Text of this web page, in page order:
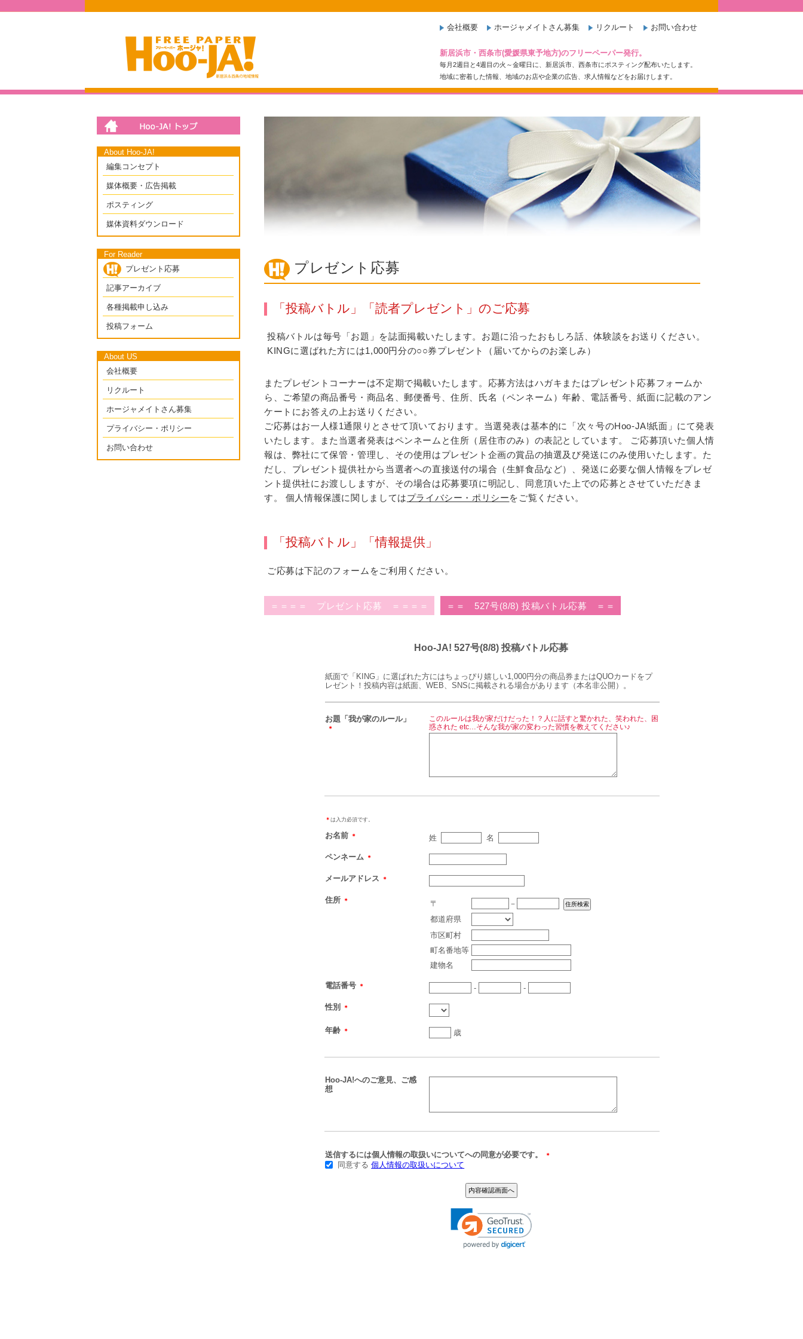
会社概要 ホージャメイトさん募集 リクルート お問い合わせ
新居浜市・西条市(愛媛県東予地方)のフリーペーパー発行。
毎月2週目と4週目の火～金曜日に、新居浜市、西条市にポスティング配布いたします。
地域に密着した情報、地域のお店や企業の広告、求人情報などをお届けします。
About Hoo-JA!
編集コンセプト
媒体概要・広告掲載
ポスティング
媒体資料ダウンロード
For Reader
プレゼント応募
記事アーカイブ
各種掲載申し込み
投稿フォーム
About US
会社概要
リクルート
ホージャメイトさん募集
プライバシー・ポリシー
お問い合わせ
プレゼント応募
「投稿バトル」「読者プレゼント」のご応募
投稿バトルは毎号「お題」を誌面掲載いたします。お題に沿ったおもしろ話、体験談をお送りください。
KINGに選ばれた方には1,000円分の○○券プレゼント（届いてからのお楽しみ）
またプレゼントコーナーは不定期で掲載いたします。応募方法はハガキまたはプレゼント応募フォームか
ら、ご希望の商品番号・商品名、郵便番号、住所、氏名（ペンネーム）年齢、電話番号、紙面に記載のアン
ケートにお答えの上お送りください。
ご応募はお一人様1通限りとさせて頂いております。当選発表は基本的に「次々号のHoo-JA!紙面」にて発表
いたします。また当選者発表はペンネームと住所（居住市のみ）の表記としています。 ご応募頂いた個人情
報は、弊社にて保管・管理し、その使用はプレゼント企画の賞品の抽選及び発送にのみ使用いたします。た
だし、プレゼント提供社から当選者への直接送付の場合（生鮮食品など）、発送に必要な個人情報をプレゼ
ント提供社にお渡ししますが、その場合は応募要項に明記し、同意頂いた上での応募とさせていただきま
す。 個人情報保護に関しましてはプライバシー・ポリシーをご覧ください。
「投稿バトル」「情報提供」
ご応募は下記のフォームをご利用ください。
＝＝＝＝ プレゼント応募 ＝＝＝＝ ＝＝ 527号(8/8) 投稿バトル応募 ＝＝